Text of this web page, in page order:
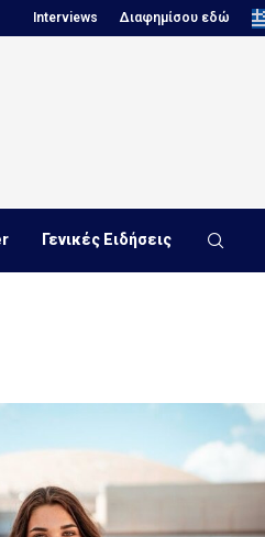
Πόλο, Ευρωπαϊκό Πρωτάθλημα Νέων...
Interviews Διαφημίσου εδώ
Γενικές Ειδήσεις